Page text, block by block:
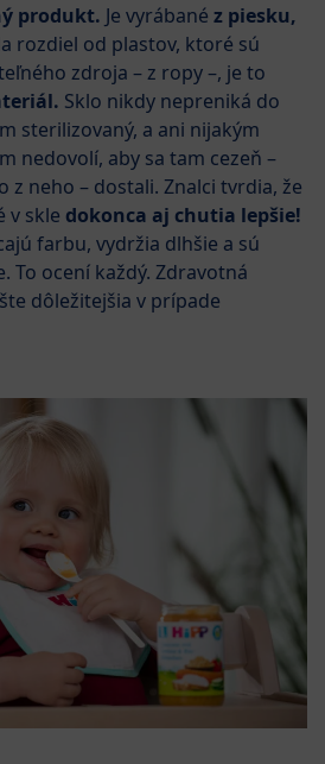
produkt. Je vyrábané z piesku,
rozdiel od plastov, ktoré sú
zdroja – z ropy –, je to
Sklo nikdy nepreniká do
sterilizovaný, a ani nijakým
nedovolí, aby sa tam cezeň –
z neho – dostali. Znalci tvrdia, že
v skle dokonca aj chutia lepšie!
farbu, vydržia dlhšie a sú
To ocení každý. Zdravotná
dôležitejšia v prípade